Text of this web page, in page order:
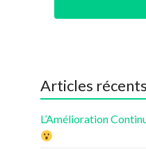
Articles récents
L’Amélioration